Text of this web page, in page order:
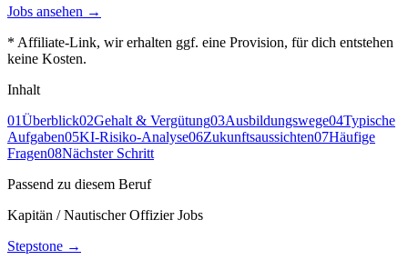
Jobs ansehen →
* Affiliate-Link, wir erhalten ggf. eine Provision, für dich entstehen
keine Kosten.
Inhalt
01Überblick02Gehalt & Vergütung03Ausbildungswege04Typische
Aufgaben05KI-Risiko-Analyse06Zukunftsaussichten07Häufige
Fragen08Nächster Schritt
Passend zu diesem Beruf
Kapitän / Nautischer Offizier Jobs
Stepstone →